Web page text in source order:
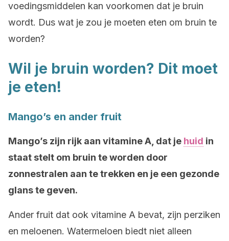
voedingsmiddelen kan voorkomen dat je bruin
wordt. Dus wat je zou je moeten eten om bruin te
worden?
Wil je bruin worden? Dit moet
je eten!
Mango’s en ander fruit
Mango’s zijn rijk aan vitamine A, dat je huid in
staat stelt om bruin te worden door
zonnestralen aan te trekken en je een gezonde
glans te geven.
Ander fruit dat ook vitamine A bevat, zijn perziken
en meloenen. Watermeloen biedt niet alleen